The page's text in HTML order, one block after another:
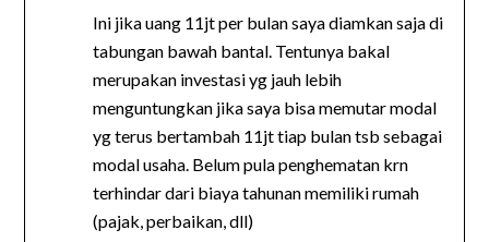
Ini jika uang 11jt per bulan saya diamkan saja di
tabungan bawah bantal. Tentunya bakal
merupakan investasi yg jauh lebih
menguntungkan jika saya bisa memutar modal
yg terus bertambah 11jt tiap bulan tsb sebagai
modal usaha. Belum pula penghematan krn
terhindar dari biaya tahunan memiliki rumah
(pajak, perbaikan, dll)